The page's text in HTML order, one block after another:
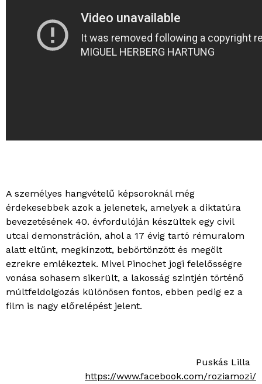
A személyes hangvételű képsoroknál még
érdekesebbek azok a jelenetek, amelyek a diktatúra
bevezetésének 40. évfordulóján készültek egy civil
utcai demonstráción, ahol a 17 évig tartó rémuralom
alatt eltűnt, megkínzott, bebörtönzött és megölt
ezrekre emlékeztek. Mivel Pinochet jogi felelősségre
vonása sohasem sikerült, a lakosság szintjén történő
múltfeldolgozás különösen fontos, ebben pedig ez a
film is nagy előrelépést jelent.
Puskás Lilla
https://www.facebook.com/roziamozi/